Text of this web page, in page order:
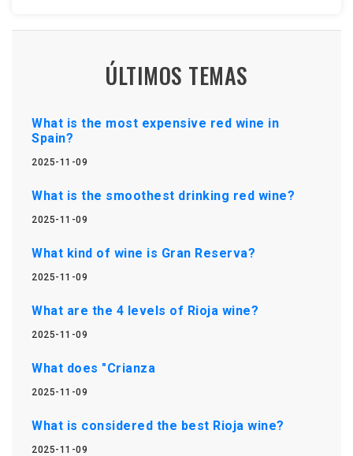
ÚLTIMOS TEMAS
What is the most expensive red wine in
Spain?
2025-11-09
What is the smoothest drinking red wine?
2025-11-09
What kind of wine is Gran Reserva?
2025-11-09
What are the 4 levels of Rioja wine?
2025-11-09
What does "Crianza
2025-11-09
What is considered the best Rioja wine?
2025-11-09